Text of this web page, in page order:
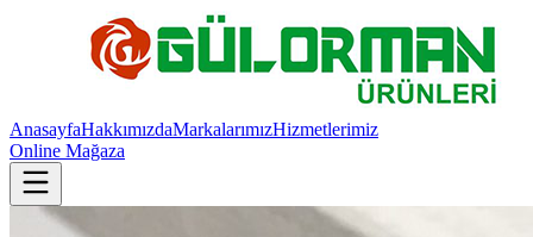
AnasayfaHakkımızdaMarkalarımızHizmetlerimiz
Online Mağaza